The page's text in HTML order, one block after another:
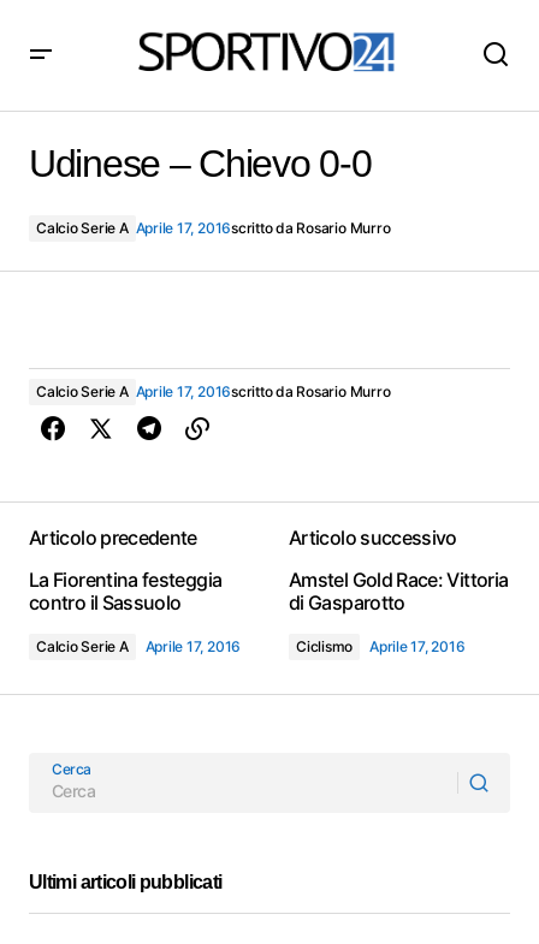
Udinese – Chievo 0-0
Calcio Serie A Aprile 17, 2016scritto da Rosario Murro
Calcio Serie A Aprile 17, 2016scritto da Rosario Murro
Articolo precedente
La Fiorentina festeggia
contro il Sassuolo
Calcio Serie A Aprile 17, 2016
Articolo successivo
Amstel Gold Race: Vittoria
di Gasparotto
Ciclismo Aprile 17, 2016
Cerca
Ultimi articoli pubblicati